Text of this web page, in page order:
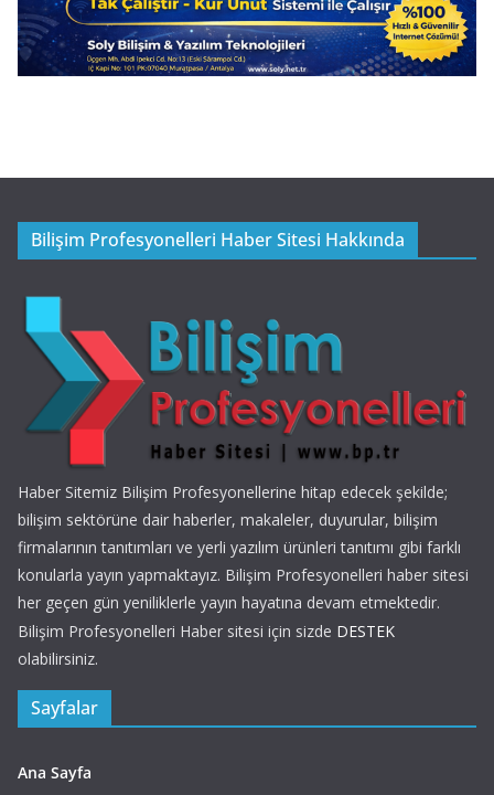
Bilişim Profesyonelleri Haber Sitesi Hakkında
Haber Sitemiz Bilişim Profesyonellerine hitap edecek şekilde;
bilişim sektörüne dair haberler, makaleler, duyurular, bilişim
firmalarının tanıtımları ve yerli yazılım ürünleri tanıtımı gibi farklı
konularla yayın yapmaktayız. Bilişim Profesyonelleri haber sitesi
her geçen gün yeniliklerle yayın hayatına devam etmektedir.
Bilişim Profesyonelleri Haber sitesi için sizde DESTEK
olabilirsiniz.
Sayfalar
Ana Sayfa